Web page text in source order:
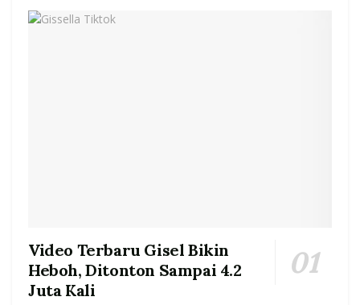
Video Terbaru Gisel Bikin
Heboh, Ditonton Sampai 4.2
Juta Kali